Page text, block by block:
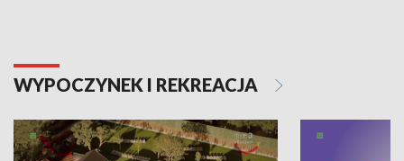
WYPOCZYNEK I REKREACJA